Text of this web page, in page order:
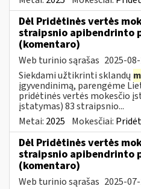
Dėl Pridėtinės vertės
straipsnio apibendrinto
(komentaro)
Web turinio sąrašas 2025-
Siekdami užtikrinti sklandų
įgyvendinimą, parengėme
pridėtinės vertės mokesčio
įstatymas) 83 straipsnio...
Metai: 2025 Mokesčiai:
Dėl Pridėtinės vertės
straipsnio apibendrinto
(komentaro)
Web turinio sąrašas 2025-